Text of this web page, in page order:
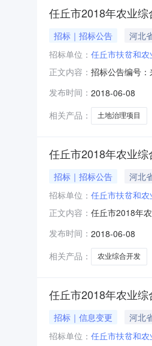
任丘市2018年农业
招标｜招标公告 河北
招标单位： 任丘市扶贫和
正文内容： 招标公告编号
牧、渔业/农业
发布时间： 2018-06-08
相关产品：
土地治理项目
任丘市2018年农业
招标｜招标公告 河北
招标单位： 任丘市扶贫和
正文内容： 任丘市2018年
标投标法》、
合开发第一批资
发布时间： 2018-06-08
相关产品：
农业综合开发
任丘市2018年农业
招标｜信息变更 河北
招标单位： 任丘市扶贫和